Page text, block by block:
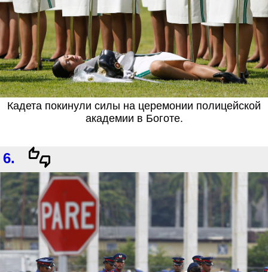
Кадета покинули силы на церемонии полицейской
академии в Боготе.
6.